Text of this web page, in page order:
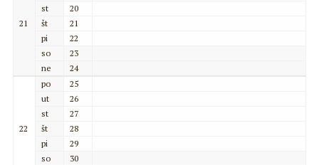
21
st
20
št
21
pi
22
so
23
ne
24
22
po
25
ut
26
st
27
št
28
pi
29
so
30